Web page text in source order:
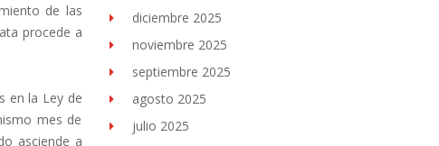
de las
procede a
en la Ley de
mes de
asciende a
diciembre 2025
noviembre 2025
septiembre 2025
agosto 2025
julio 2025